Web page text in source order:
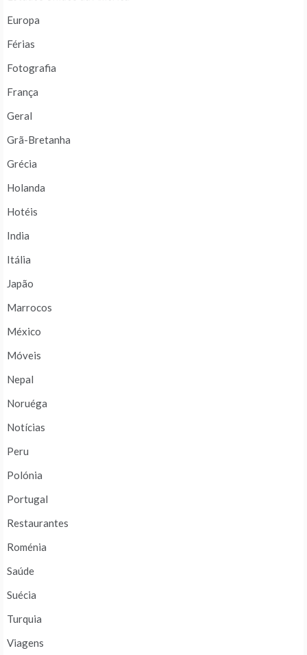
Europa
Férias
Fotografia
França
Geral
Grã-Bretanha
Grécia
Holanda
Hotéis
India
Itália
Japão
Marrocos
México
Móveis
Nepal
Noruéga
Notícias
Peru
Polónia
Portugal
Restaurantes
Roménia
Saúde
Suécia
Turquia
Viagens